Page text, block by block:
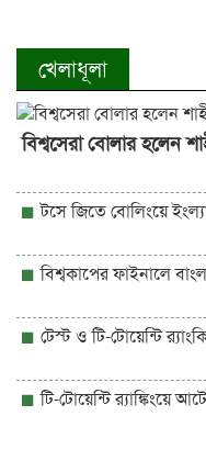
খেলাধূলা
বিশ্বসেরা বোলার হলেন
টসে জিতে বোলিংয়ে
বিশ্বকাপের ফাইনালে
টেস্ট ও টি-টোয়েন্টি
টি-টোয়েন্টি র‍্যাঙ্কিংয়ে